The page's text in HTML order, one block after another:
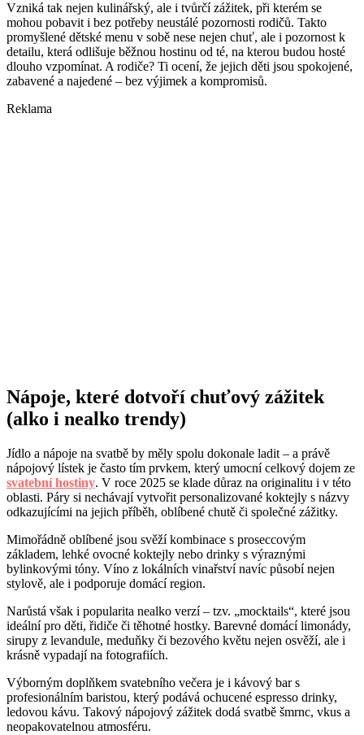
Vzniká tak nejen kulinářský, ale i tvůrčí zážitek, při kterém se
mohou pobavit i bez potřeby neustálé pozornosti rodičů. Takto
promyšlené dětské menu v sobě nese nejen chuť, ale i pozornost k
detailu, která odlišuje běžnou hostinu od té, na kterou budou hosté
dlouho vzpomínat. A rodiče? Ti ocení, že jejich děti jsou spokojené,
zabavené a najedené – bez výjimek a kompromisů.
Reklama
Nápoje, které dotvoří chuťový zážitek
(alko i nealko trendy)
Jídlo a nápoje na svatbě by měly spolu dokonale ladit – a právě
nápojový lístek je často tím prvkem, který umocní celkový dojem ze
svatební hostiny. V roce 2025 se klade důraz na originalitu i v této
oblasti. Páry si nechávají vytvořit personalizované koktejly s názvy
odkazujícími na jejich příběh, oblíbené chutě či společné zážitky.
Mimořádně oblíbené jsou svěží kombinace s proseccovým
základem, lehké ovocné koktejly nebo drinky s výraznými
bylinkovými tóny. Víno z lokálních vinařství navíc působí nejen
stylově, ale i podporuje domácí region.
Narůstá však i popularita nealko verzí – tzv. „mocktails“, které jsou
ideální pro děti, řidiče či těhotné hostky. Barevné domácí limonády,
sirupy z levandule, meduňky či bezového květu nejen osvěží, ale i
krásně vypadají na fotografiích.
Výborným doplňkem svatebního večera je i kávový bar s
profesionálním baristou, který podává ochucené espresso drinky,
ledovou kávu. Takový nápojový zážitek dodá svatbě šmrnc, vkus a
neopakovatelnou atmosféru.